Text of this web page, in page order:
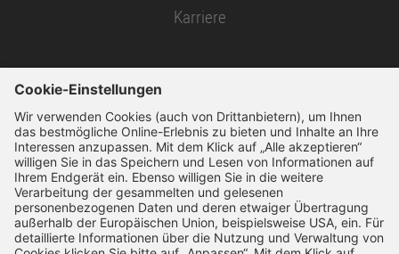
Karriere
SSL-Verschlüsselung 14 Tage Widerruf
Schnelle Bearbeitung